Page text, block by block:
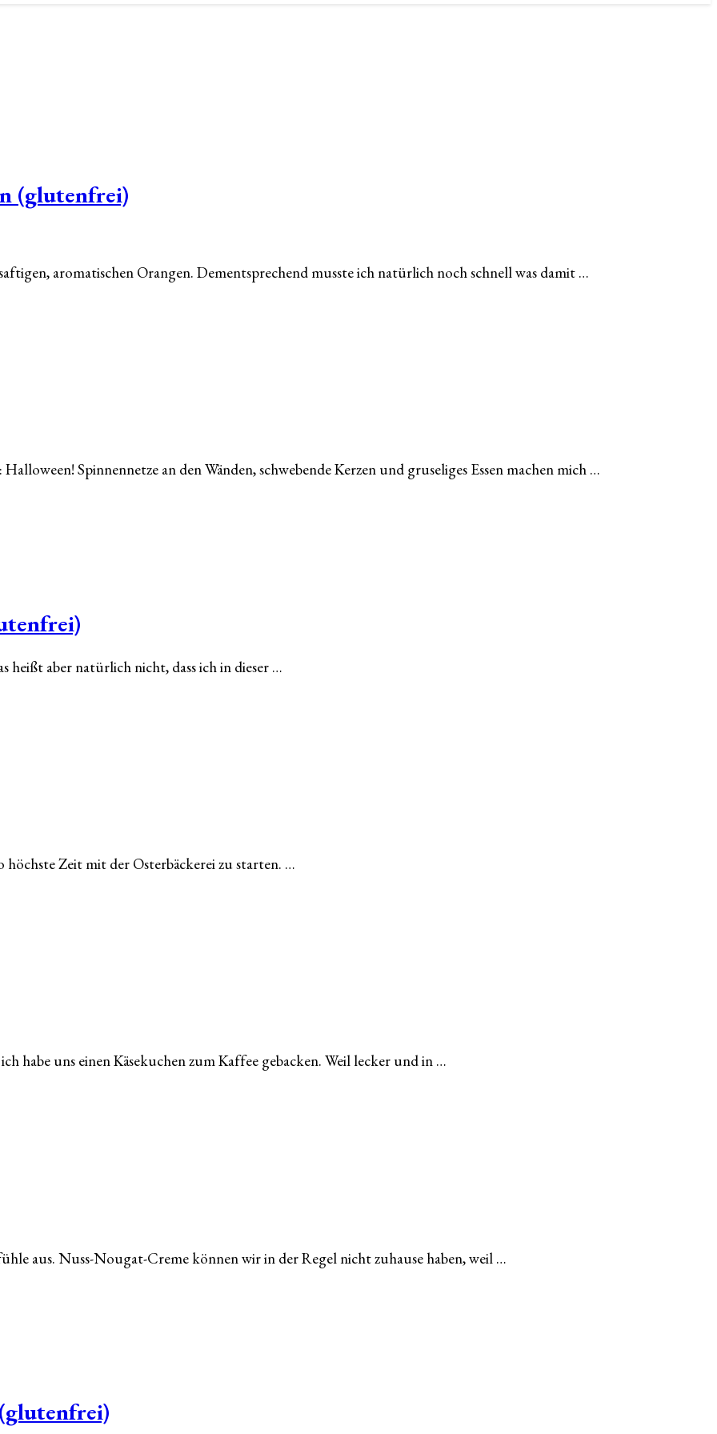
(glutenfrei)
aromatischen Orangen. Dementsprechend musste ich natürlich noch schnell was damit …
Spinnennetze an den Wänden, schwebende Kerzen und gruseliges Essen machen mich …
heißt aber natürlich nicht, dass ich in dieser …
Zeit mit der Osterbäckerei zu starten. …
habe uns einen Käsekuchen zum Kaffee gebacken. Weil lecker und in …
aus. Nuss-Nougat-Creme können wir in der Regel nicht zuhause haben, weil …